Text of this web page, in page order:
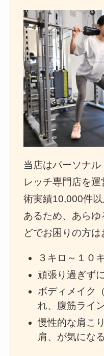
当店はパーソナル
レッチ専門店を
術実績10,000件
あるため、あら
どでお困りの方は
３キロ～１０
頑張り過ぎず
ボディメイク
れ、腹筋ライ
慢性的な肩こ
肩、が気にな